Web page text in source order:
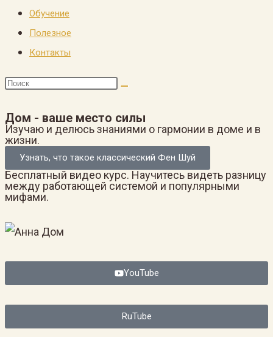
Обучение
Полезное
Контакты
Дом - ваше место силы
Изучаю и делюсь знаниями о гармонии в доме и в
жизни.
Узнать, что такое классический Фен Шуй
Бесплатный видео курс. Научитесь видеть разницу
между работающей системой и популярными
мифами.
YouTube
RuTube